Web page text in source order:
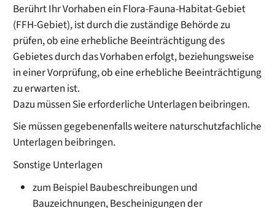
Berührt Ihr Vorhaben ein Flora-Fauna-Habitat-Gebiet
(FFH-Gebiet), ist durch die zuständige Behörde zu
prüfen, ob eine erhebliche Beeinträchtigung des
Gebietes durch das Vorhaben erfolgt, beziehungsweise
in einer Vorprüfung, ob eine erhebliche Beeinträchtigung
zu erwarten ist.
Dazu müssen Sie erforderliche Unterlagen beibringen.
Sie müssen gegebenenfalls weitere naturschutzfachliche
Unterlagen beibringen.
Sonstige Unterlagen
zum Beispiel Baubeschreibungen und
Bauzeichnungen, Bescheinigungen der